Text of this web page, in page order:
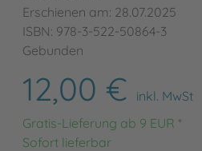
Erschienen am: 28.07.2025
ISBN: 978-3-522-50864-3
Gebunden
12,00 €
inkl. MwSt
Gratis-Lieferung ab 9 EUR *
Sofort lieferbar